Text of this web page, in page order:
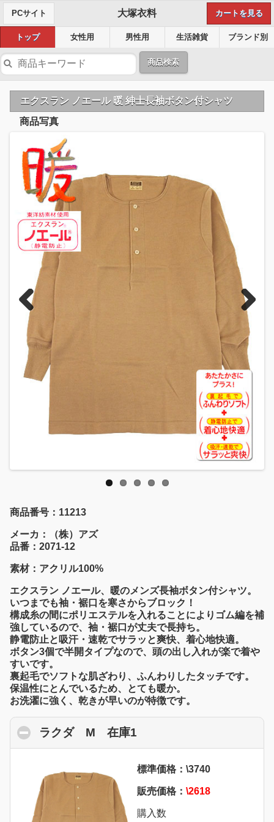
PCサイト 大塚衣料 カートを見る
トップ 女性用 男性用 生活雑貨 ブランド別
商品検索
エクスラン ノエール 暖 紳士長袖ボタン付シャツ
商品写真
Previous Next
商品番号：11213
メーカ：（株）アズ
品番：2071-12
素材：アクリル100%
エクスラン ノエール、暖のメンズ長袖ボタン付シャツ。
いつまでも袖・裾口を寒さからブロック！
構成糸の間にポリエステルを入れることによりゴム編を補
強しているので、袖・裾口が丈夫で長持ち。
静電防止と吸汗・速乾でサラッと爽快、着心地快適。
ボタン3個で半開タイプなので、頭の出し入れが楽で着や
すいです。
裏起毛でソフトな肌ざわり、ふんわりしたタッチです。
保温性にとんでいるため、とても暖か。
お洗濯に強く、乾きが早いのが特徴です。
ラクダ M 在庫1
標準価格：\3740
販売価格： \2618
購入数